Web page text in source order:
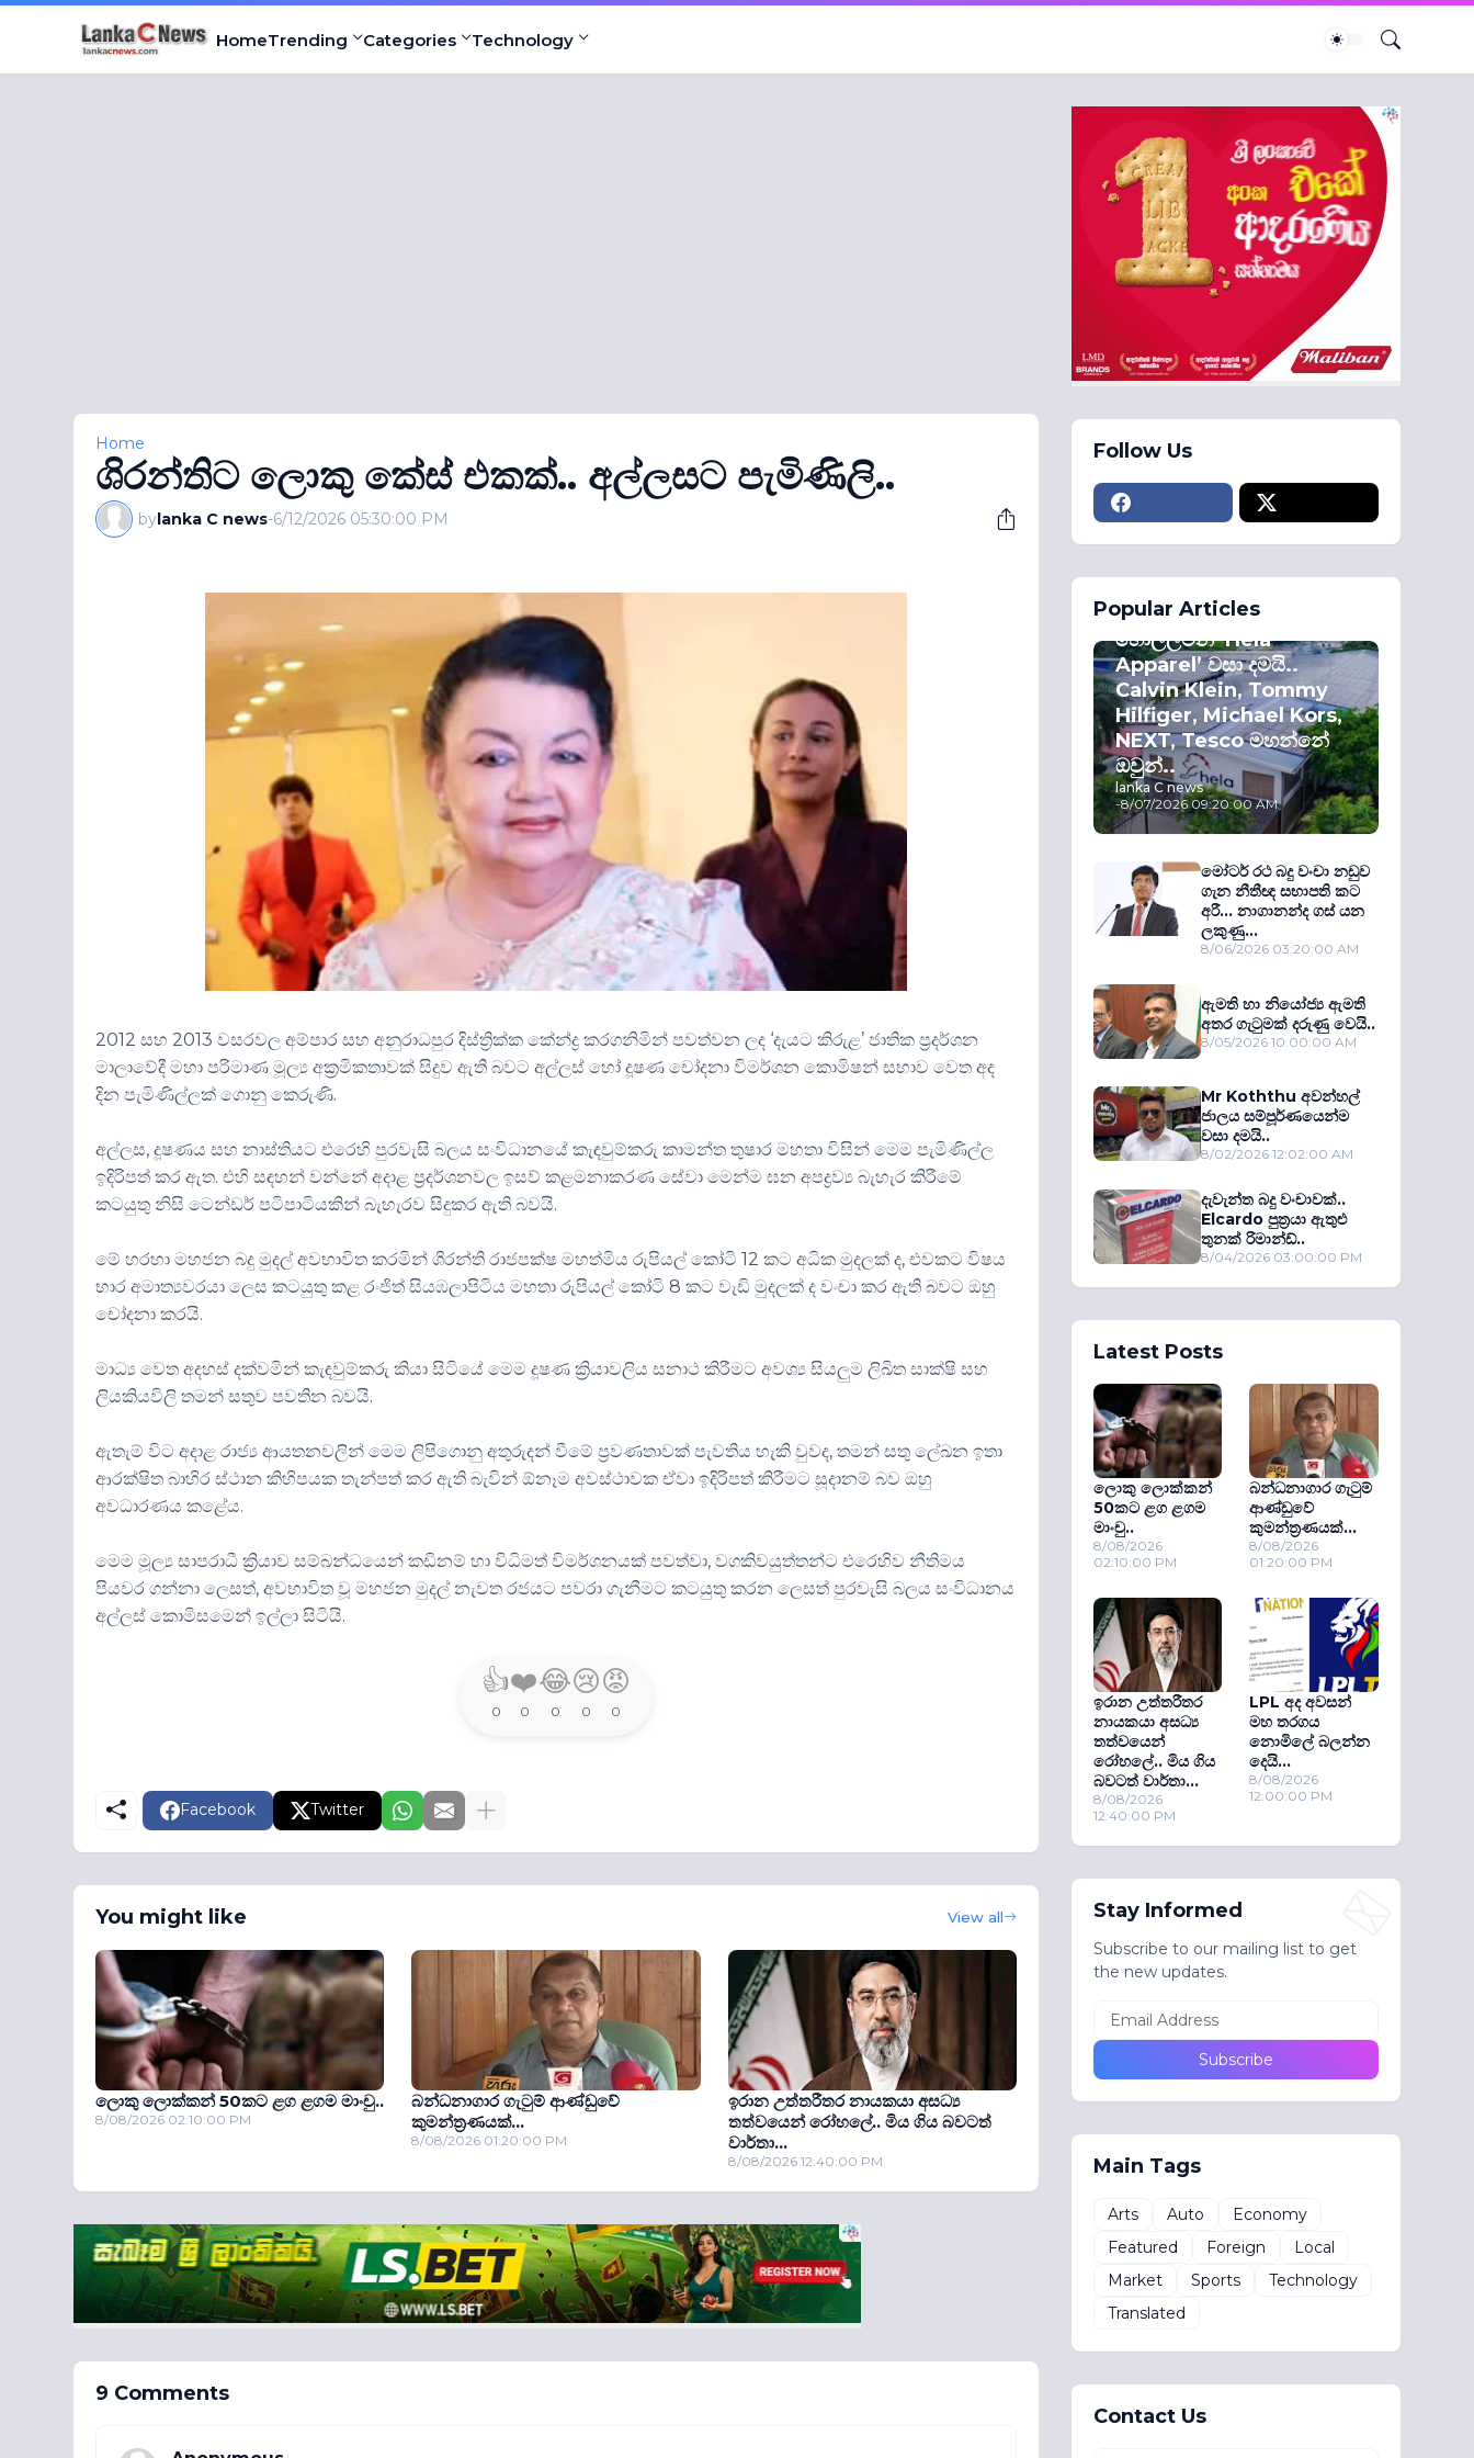
HomeTrending Categories Technology
Home
ශිරන්තිට ලොකු කේස් එකක්.. අල්ලසට පැමිණිලි..
bylanka C news-6/12/2026 05:30:00 PM
2012 සහ 2013 වසරවල අම්පාර සහ අනුරාධපුර දිස්ත්‍රික්ක කේන්ද්‍ර කරගනිමින් පවත්වන ලද ‘දැයට කිරුළ’ ජාතික ප්‍රදර්ශන
මාලාවේදී මහා පරිමාණ මූල්‍ය අක්‍රමිකතාවක් සිදුව ඇති බවට අල්ලස් හෝ දූෂණ චෝදනා විමර්ශන කොමිෂන් සභාව වෙත අද
දින පැමිණිල්ලක් ගොනු කෙරුණි.
අල්ලස, දූෂණය සහ නාස්තියට එරෙහි පුරවැසි බලය සංවිධානයේ කැඳවුම්කරු කාමන්ත තුෂාර මහතා විසින් මෙම පැමිණිල්ල
ඉදිරිපත් කර ඇත. එහි සඳහන් වන්නේ අදාළ ප්‍රදර්ශනවල ඉසව් කළමනාකරණ සේවා මෙන්ම ඝන අපද්‍රව්‍ය බැහැර කිරීමේ
කටයුතු නිසි ටෙන්ඩර් පටිපාටියකින් බැහැරව සිදුකර ඇති බවයි.
මේ හරහා මහජන බදු මුදල් අවභාවිත කරමින් ශිරන්ති රාජපක්ෂ මහත්මිය රුපියල් කෝටි 12 කට අධික මුදලක් ද, එවකට විෂය
භාර අමාත්‍යවරයා ලෙස කටයුතු කළ රංජිත් සියඹලාපිටිය මහතා රුපියල් කෝටි 8 කට වැඩි මුදලක් ද වංචා කර ඇති බවට ඔහු
චෝදනා කරයි.
මාධ්‍ය වෙත අදහස් දක්වමින් කැඳවුම්කරු කියා සිටියේ මෙම දූෂණ ක්‍රියාවලිය සනාථ කිරීමට අවශ්‍ය සියලුම ලිඛිත සාක්ෂි සහ
ලියකියවිලි තමන් සතුව පවතින බවයි.
ඇතැම් විට අදාළ රාජ්‍ය ආයතනවලින් මෙම ලිපිගොනු අතුරුදන් වීමේ ප්‍රවණතාවක් පැවතිය හැකි වුවද, තමන් සතු ලේඛන ඉතා
ආරක්ෂිත බාහිර ස්ථාන කිහිපයක තැන්පත් කර ඇති බැවින් ඕනෑම අවස්ථාවක ඒවා ඉදිරිපත් කිරීමට සූදානම් බව ඔහු
අවධාරණය කළේය.
මෙම මූල්‍ය සාපරාධී ක්‍රියාව සම්බන්ධයෙන් කඩිනම් හා විධිමත් විමර්ශනයක් පවත්වා, වගකිවයුත්තන්ට එරෙහිව නීතිමය
පියවර ගන්නා ලෙසත්, අවභාවිත වූ මහජන මුදල් නැවත රජයට පවරා ගැනීමට කටයුතු කරන ලෙසත් පුරවැසි බලය සංවිධානය
අල්ලස් කොමිසමෙන් ඉල්ලා සිටියි.
👍
0
❤️
0
😂
0
😢
0
😡
0
Facebook Twitter
You might like View all
ලොකු ලොක්කන් 50කට ළග ළගම මාංචු..
8/08/2026 02:10:00 PM
බන්ධනාගාර ගැටුම් ආණ්ඩුවේ
කුමන්ත‍්‍රණයක්...
8/08/2026 01:20:00 PM
ඉරාන උත්තරීතර නායකයා අසධ්‍ය
තත්වයෙන් රෝහලේ.. මිය ගිය බවටත්
වාර්තා...
8/08/2026 12:40:00 PM
9 Comments
Follow Us
Popular Articles
කොළඹ කොටස්
හොල්ලමින් ‘Hela
Apparel’ වසා දමයි..
Calvin Klein, Tommy
Hilfiger, Michael Kors,
NEXT, Tesco මහන්නේ
ඔවුන්..
lanka C news
-8/07/2026 09:20:00 AM
මෝටර් රථ බදු වංචා නඩුව
ගැන නීතීඥ සභාපති කට
අරී... නාගානන්ද ගස් යන
ලකුණු...
8/06/2026 03:20:00 AM
ඇමති හා නියෝජ්‍ය ඇමති
අතර ගැටුමක් දරුණු වෙයි..
8/05/2026 10:00:00 AM
Mr Koththu අවන්හල්
ජාලය සම්පූර්ණයෙන්ම
වසා දමයි..
8/02/2026 12:02:00 AM
දැවැන්ත බදු වංචාවක්..
Elcardo පුත‍්‍රයා ඇතුළු
තුනක් රිමාන්ඩ්..
8/04/2026 03:00:00 PM
Latest Posts
ලොකු ලොක්කන්
50කට ළග ළගම
මාංචු..
8/08/2026
02:10:00 PM
බන්ධනාගාර ගැටුම්
ආණ්ඩුවේ
කුමන්ත‍්‍රණයක්...
8/08/2026
01:20:00 PM
ඉරාන උත්තරීතර
නායකයා අසධ්‍ය
තත්වයෙන්
රෝහලේ.. මිය ගිය
බවටත් වාර්තා...
8/08/2026
12:40:00 PM
LPL අද අවසන්
මහ තරගය
නොමිලේ බලන්න
දෙයි...
8/08/2026
12:00:00 PM
Stay Informed
Subscribe to our mailing list to get
the new updates.
Main Tags
Arts Auto
Economy
Featured
Foreign
Local
Market
Sports
Technology
Translated
Contact Us